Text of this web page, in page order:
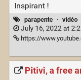
Inspirant !
parapente · vidéo
July 16, 2022 at
https://
Pitivi, a free